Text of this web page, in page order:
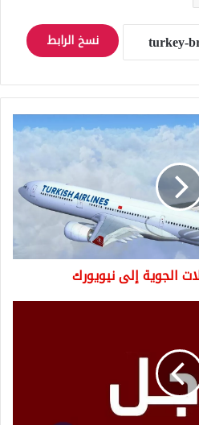
نسخ الرابط
الجوية إلى نيويورك